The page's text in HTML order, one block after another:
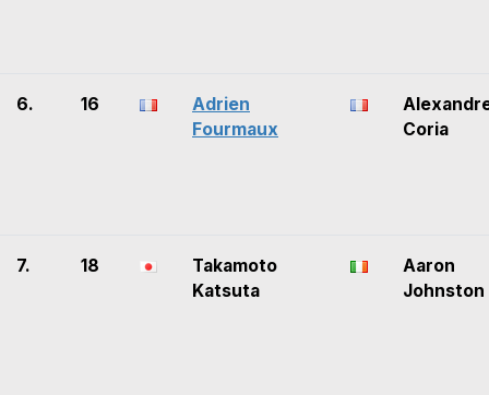
6. 16
Adrien
Fourmaux
Coria
7. 18
Takamoto
Katsuta
Aaron
Johnston